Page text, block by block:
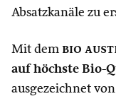
Absatzkanäle zu
Mit dem bio
auf höchste Bio-
ausgezeichnet